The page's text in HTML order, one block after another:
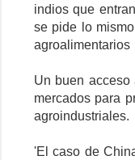
indios que
se pide lo
agroalimentarios
Un buen acceso
mercados para
agroindustriales.
'El caso de